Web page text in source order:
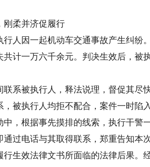
柔并济促履行
因一起机动车交通事故产生纠纷
共计一万六千余元。判决生效后，被
被执行人，释法说理，督促其尽
被执行人均拒不配合，案件一时陷入
根据事先摸排的线索，执行干警
通过电话与其取得联系，郑重告知本
行生效法律文书所面临的法律后果。